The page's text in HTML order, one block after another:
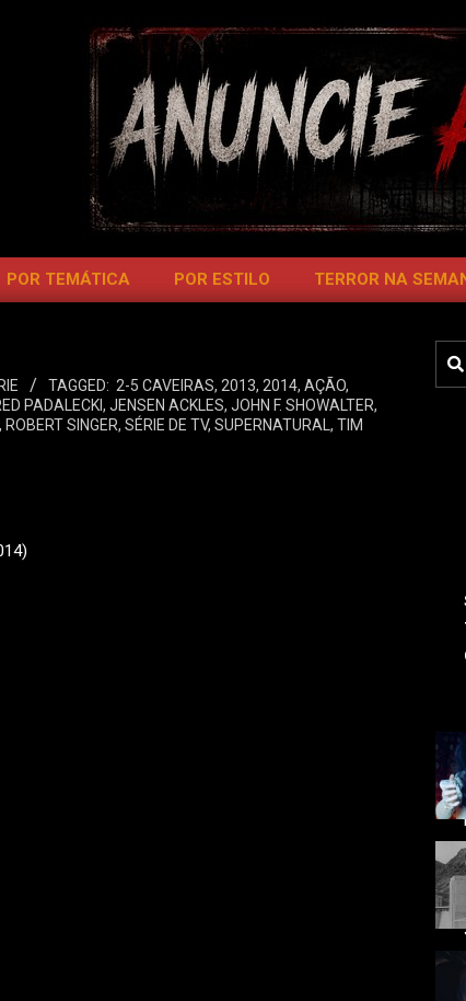
POR TEMÁTICA POR ESTILO TERROR NA
TAGGED: 2-5 CAVEIRAS, 2013, 2014, AÇÃO,
PADALECKI, JENSEN ACKLES, JOHN F. SHOWALTER,
, ROBERT SINGER, SÉRIE DE TV, SUPERNATURAL , TIM